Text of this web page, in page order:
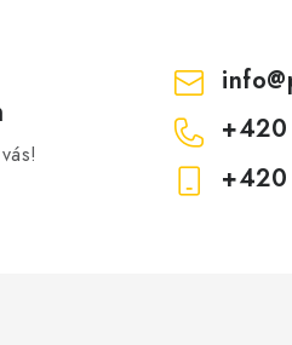
info@
+420